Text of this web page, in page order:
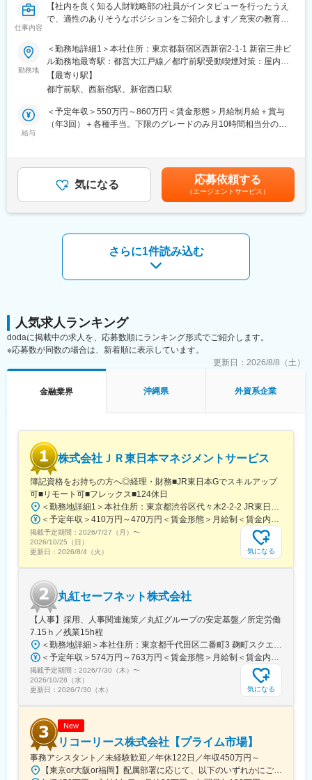
仕事内容
【社内を良く知る人財戦略部の社員がインタビューを行ったうえ
で、適性のありそうなポジションをご紹介します／充実の教育・
できる環境】
■業務概要
お人柄や意欲等を踏まえ、部署とのマッチングを図る、若手層向
けのオープンポジション求人です。
社内を良く知る人財戦略部の社員がインタビューを行い、キャリ
アに対する考えを伺いながら、適性ポジションのすり合わせを行
います。
成を支援する充実した環境のもと、意欲次第で自分らしいキャリ
アを歩んでいただくことが可能です。
ITデジタル・オペレーション部門（主に契約事務職種）
※適性により上記以外の部門を打診することもございます
※一次インタビュー後に、合否連絡とともに候補となるポジション
※希望職種がすでに決まっている場合は、該当する個別求人へ応募
■当社の中途採用について
各年の全体採用者数に占めるキャリア採用者数の比率は以下の通
りです。
2023年：72.0％／2024年：58.7％／2025年：53.6％
ご入社後も、ジョブポスティング（社内公募制度）や海外留学制
が可能です。
■就業環境
フレックスタイム制・在宅勤務制度・年間休日120日以上・豊富
な休暇制度・福利厚生施設利用可など、働きやすい環境が整って
います。
年次有給休暇取得率 81.8％(2024年実績)と休暇取得しやすい風
土。
その他年次有給休暇とは別に当社独自で取り扱う「ストック休
暇」を設けており、通算60日を限度にストック可能です。
全社月平均26.4時間/2024年実績 ※所定労働時間7時間として算
出
■企業の特徴/魅力
「『生きる』を創るリーディングカンパニー」として、社員の成
長と健康を重視。多様な働き方とキャリア支援が特徴です。
変更の範囲：会社の定める業務
勤務地
＜勤務地詳細1＞本社住所：東京都新宿区西新宿2-1-1 新宿三井ビ
ル勤務地最寄駅：都営大江戸線／都庁前駅受動喫煙対策：屋内全
面禁煙＜勤務地詳細2＞全国住所：全国各地 受動喫煙対策：屋内
全面禁煙変更の範囲：会社の定める事業所（リモートワーク含
【最寄り駅】
都庁前駅、西新宿駅、新宿西口駅
給与
＜予定年収＞550万円～860万円＜賃金形態＞月給制月給＋賞与
（年3回）＋各種手当。下限のグレードのみ月10時間相当分の固
す。賞与は3月、6月、12月に支給されます。※下限である11グレ
ードのみ月10時間相当分の固定残業代を支給。 そのため、下限
の月額給与のみ、月21,000円分の固定残業手当を含みます。
（職務給285,000円＋固定残業代21,000円）賃金はあくまでも目
(月額)は固定手当を含めた表記です。
気になる 応募依頼する
（エージェントサービス）
さらに1件読み込む
人気求人ランキング
dodaに掲載中の求人を、応募数順にランキング形式でご紹介します。
※応募数が同数の場合は、新着順に表示しています。
更新日： 2026/8/8（土）
金融業界 沖縄県 外資系企業
株式会社ＪＲ東日本マネジメントサービス
簿記資格をお持ちの方へ◎経理・財務■JR東日本Gでスキルアップ
可■リモート可■フレックス■124休日
掲載予定期間： 2026/7/27（月） 〜
2026/10/25（日）
更新日： 2026/8/4（火） 気になる
丸紅セーフネット株式会社
【人事】採用、人事関連施策／丸紅グループの安定基盤／所定労働
7.15ｈ／残業15h程
掲載予定期間： 2026/7/30（木） 〜
2026/10/28（水）
更新日： 2026/7/30（木） 気になる
New
リコーリース株式会社【プライム市場】
事務アシスタント／未経験歓迎／年休122日／年収450万円～